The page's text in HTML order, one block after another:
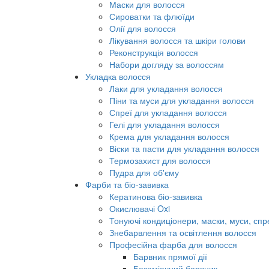
Маски для волосся
Сироватки та флюїди
Олії для волосся
Лікування волосся та шкіри голови
Реконструкція волосся
Набори догляду за волоссям
Укладка волосся
Лаки для укладання волосся
Піни та муси для укладання волосся
Спреї для укладання волосся
Гелі для укладання волосся
Крема для укладання волосся
Віски та пасти для укладання волосся
Термозахист для волосся
Пудра для об'єму
Фарби та біо-завивка
Кератинова біо-завивка
Окислювачі Oxi
Тонуючі кондиціонери, маски, муси,
Знебарвлення та освітлення волосся
Професійна фарба для волосся
Барвник прямої дії